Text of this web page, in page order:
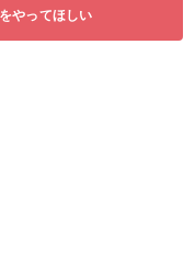
やってほしい